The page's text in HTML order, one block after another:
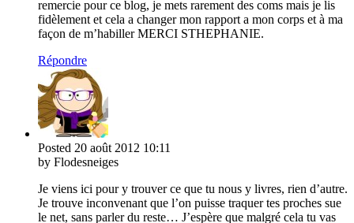
remercie pour ce blog, je mets rarement des coms mais je lis
fidèlement et cela a changer mon rapport a mon corps et à ma
façon de m’habiller MERCI STHEPHANIE.
Répondre
Posted 20 août 2012 10:11
by Flodesneiges
Je viens ici pour y trouver ce que tu nous y livres, rien d’autre.
Je trouve inconvenant que l’on puisse traquer tes proches sue
le net, sans parler du reste… J’espère que malgré cela tu vas